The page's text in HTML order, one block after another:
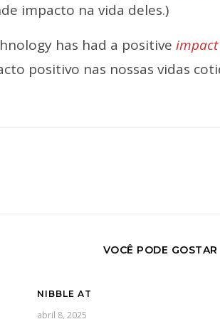
impacto na vida deles.)
has had a positive
positivo nas nossas vidas
VOCÊ PODE GOSTAR
NIBBLE AT
abril 8, 2025